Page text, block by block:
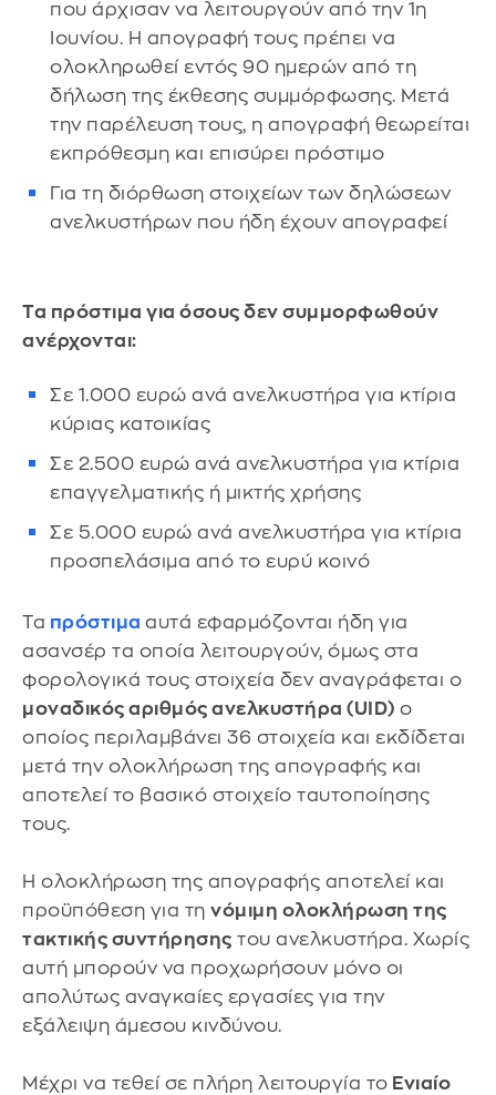
που άρχισαν να λειτουργούν από την 1η
Ιουνίου. Η απογραφή τους πρέπει να
ολοκληρωθεί εντός 90 ημερών από τη
δήλωση της έκθεσης συμμόρφωσης. Μετά
την παρέλευση τους, η απογραφή θεωρείται
εκπρόθεσμη και επισύρει πρόστιμο
Για τη διόρθωση στοιχείων των δηλώσεων
ανελκυστήρων που ήδη έχουν απογραφεί
Τα πρόστιμα για όσους δεν συμμορφωθούν
ανέρχονται:
Σε 1.000 ευρώ ανά ανελκυστήρα για κτίρια
κύριας κατοικίας
Σε 2.500 ευρώ ανά ανελκυστήρα για κτίρια
επαγγελματικής ή μικτής χρήσης
Σε 5.000 ευρώ ανά ανελκυστήρα για κτίρια
προσπελάσιμα από το ευρύ κοινό
Τα πρόστιμα αυτά εφαρμόζονται ήδη για
ασανσέρ τα οποία λειτουργούν, όμως στα
φορολογικά τους στοιχεία δεν αναγράφεται ο
μοναδικός αριθμός ανελκυστήρα (UID) ο
οποίος περιλαμβάνει 36 στοιχεία και εκδίδεται
μετά την ολοκλήρωση της απογραφής και
αποτελεί το βασικό στοιχείο ταυτοποίησης
τους.
Η ολοκλήρωση της απογραφής αποτελεί και
προϋπόθεση για τη νόμιμη ολοκλήρωση της
τακτικής συντήρησης του ανελκυστήρα. Χωρίς
αυτή μπορούν να προχωρήσουν μόνο οι
απολύτως αναγκαίες εργασίες για την
εξάλειψη άμεσου κινδύνου.
Μέχρι να τεθεί σε πλήρη λειτουργία το Ενιαίο